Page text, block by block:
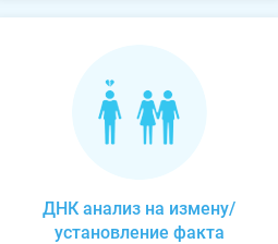
ДНК анализ на измену/
установление факта